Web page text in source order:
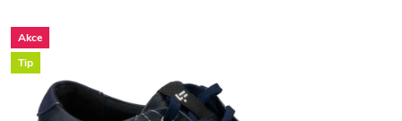
Akce
Tip